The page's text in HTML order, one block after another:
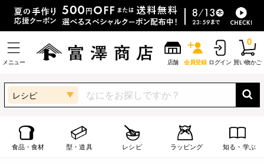
メニュー 店舗 会員登録 ログイン 買い物かご
0
レシピ
食品・食材 型・道具 レシピ ラッピング 知る・学ぶ